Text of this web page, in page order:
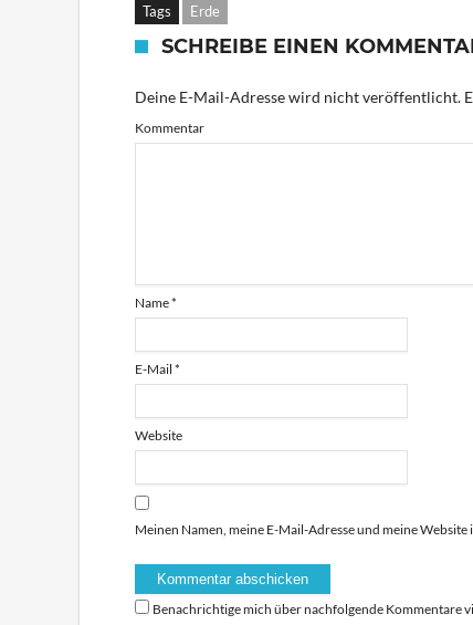
Tags Erde
SCHREIBE EINEN
Deine E-Mail-Adresse wird nicht veröffentlicht.
Kommentar
Name*
E-Mail *
Website
Meinen Namen, meine E-Mail-Adresse und meine
Benachrichtige mich über nachfolgende Kommentare